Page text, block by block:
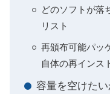
どのソフトが落
リスト
再頒布可能パッ
自体の再インス
容量を空けた